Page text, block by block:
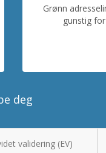
Grønn
gunstig
deg
validering (EV)